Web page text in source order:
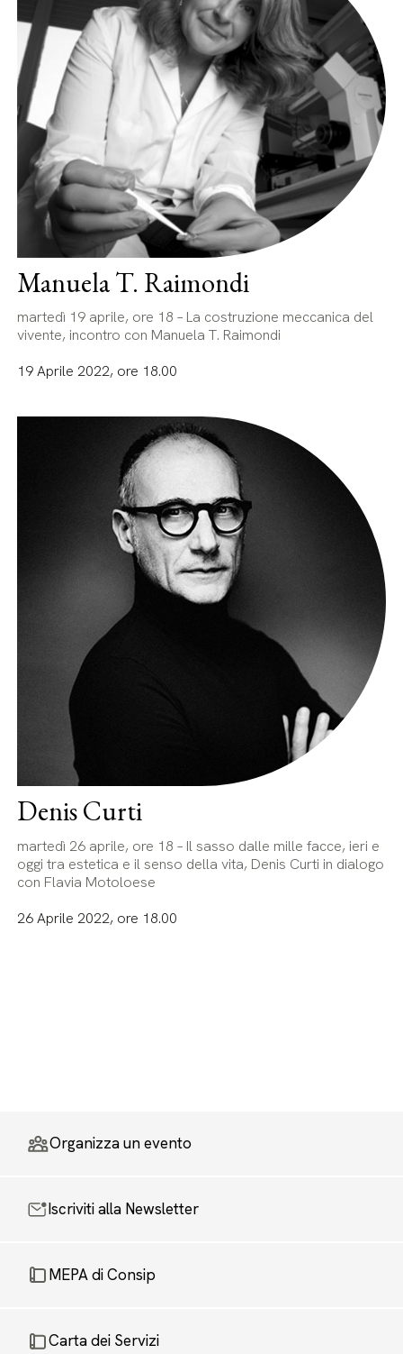
Manuela T. Raimondi
martedì 19 aprile, ore 18 – La costruzione meccanica del
vivente, incontro con Manuela T. Raimondi
19 Aprile 2022, ore 18.00
Denis Curti
martedì 26 aprile, ore 18 – Il sasso dalle mille facce, ieri e
oggi tra estetica e il senso della vita, Denis Curti in dialogo
con Flavia Motoloese
26 Aprile 2022, ore 18.00
Organizza un evento
Iscriviti alla Newsletter
MEPA di Consip
Carta dei Servizi